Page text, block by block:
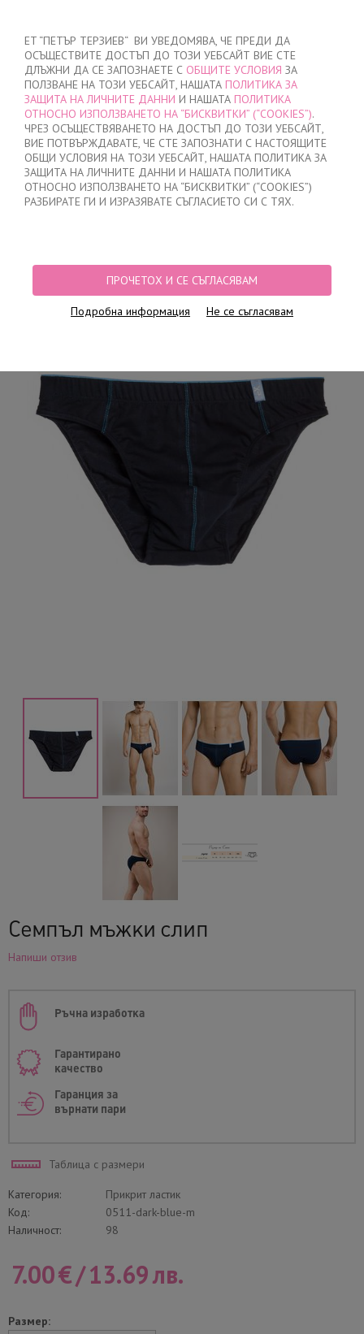
ET “ПЕТЪР ТЕРЗИЕВ“ ВИ УВЕДОМЯВА, ЧЕ ПРЕДИ ДА
ОСЪЩЕСТВИТЕ ДОСТЪП ДО ТОЗИ УЕБСАЙТ ВИЕ СТЕ
ДЛЪЖНИ ДА СЕ ЗАПОЗНАЕТЕ С ОБЩИТЕ УСЛОВИЯ ЗА
ПОЛЗВАНЕ НА ТОЗИ УЕБСАЙТ, НАШАТА ПОЛИТИКА ЗА
ЗАЩИТА НА ЛИЧНИТЕ ДАННИ И НАШАТА ПОЛИТИКА
ОТНОСНО ИЗПОЛЗВАНЕТО НА “БИСКВИТКИ” (“COOKIES”).
ЧРЕЗ ОСЪЩЕСТВЯВАНЕТО НА ДОСТЪП ДО ТОЗИ УЕБСАЙТ,
ВИЕ ПОТВЪРЖДАВАТЕ, ЧЕ СТЕ ЗАПОЗНАТИ С НАСТОЯЩИТЕ
ОБЩИ УСЛОВИЯ НА ТОЗИ УЕБСАЙТ, НАШАТА ПОЛИТИКА ЗА
ЗАЩИТА НА ЛИЧНИТЕ ДАННИ И НАШАТА ПОЛИТИКА
ОТНОСНО ИЗПОЛЗВАНЕТО НА “БИСКВИТКИ” (“COOKIES”)
РАЗБИРАТЕ ГИ И ИЗРАЗЯВАТЕ СЪГЛАСИЕТО СИ С ТЯХ.
ПРОЧЕТОХ И СЕ СЪГЛАСЯВАМ
Подробна информация Не се съгласявам
МОЯТА ПОРЪЧКА
няма добавени продукти
НАЧАЛО / МЪЖКО / СЛИПОВЕ / ПРИКРИТ ЛАСТИК /
СЕМПЪЛ МЪЖКИ
СЛИП
Семпъл мъжки слип
Напиши отзив
Ръчна изработка
Гарантирано
качество
Гаранция за
върнати пари
Таблица с размери
Категория:
Прикрит ластик
Код:
0511-dark-blue-m
Наличност:
98
7.00€/13.69лв.
Размер: